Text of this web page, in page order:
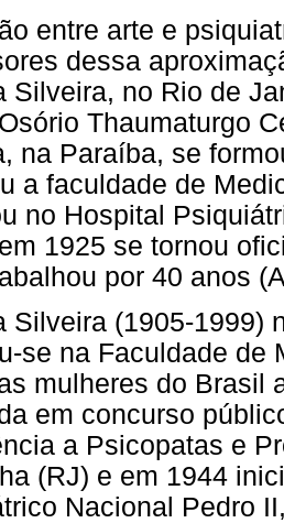
entre arte e
dessa
Silveira, no Rio de
Thaumaturgo
na Paraíba, se
a faculdade de
no Hospital
1925 se tornou
por 40 anos
Silveira (1905-1999)
se na Faculdade de
mulheres do Brasil
em concurso
a Psicopatas e
(RJ) e em 1944
Nacional Pedro